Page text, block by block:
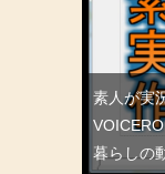
素人が実
暮らしの